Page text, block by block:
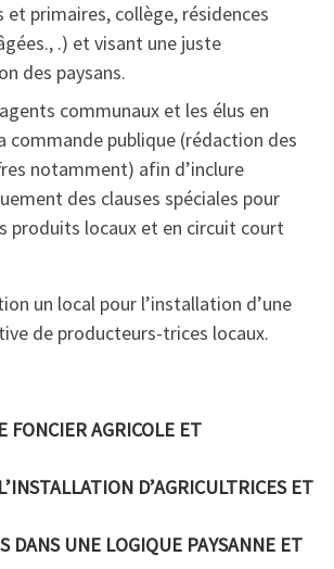
et primaires, collège, résidences
.) et visant une juste
des paysans.
communaux et les élus en
commande publique (rédaction des
notamment) afin d’inclure
des clauses spéciales pour
produits locaux et en circuit court
un local pour l’installation d’une
de producteurs-trices locaux.
FONCIER AGRICOLE ET
D’AGRICULTRICES ET
DANS UNE LOGIQUE PAYSANNE ET